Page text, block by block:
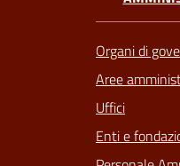
Organi di
Aree
Uffici
Enti e